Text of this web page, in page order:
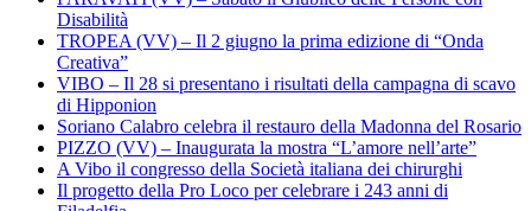
Disabilità
TROPEA (VV) – Il 2 giugno la prima edizione di “Onda
Creativa”
VIBO – Il 28 si presentano i risultati della campagna di scavo
di Hipponion
Soriano Calabro celebra il restauro della Madonna del Rosario
PIZZO (VV) – Inaugurata la mostra “L’amore nell’arte”
A Vibo il congresso della Società italiana dei chirurghi
Il progetto della Pro Loco per celebrare i 243 anni di